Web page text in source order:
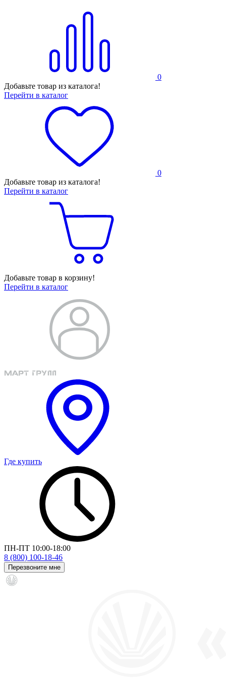
0
Добавьте товар из каталога!
Перейти в каталог
0
Добавьте товар из каталога!
Перейти в каталог
Добавьте товар в корзину!
Перейти в каталог
Где купить
ПН-ПТ 10:00-18:00
8 (800) 100-18-46
Перезвоните мне